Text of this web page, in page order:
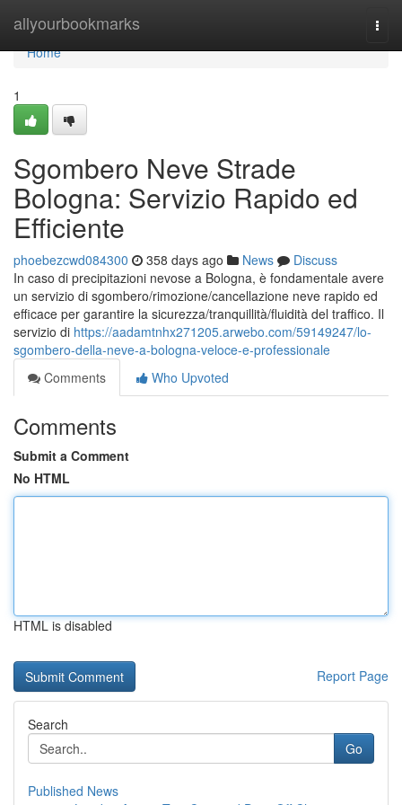
allyourbookmarks
Home
Home
1
Sgombero Neve Strade
Bologna: Servizio Rapido ed
Efficiente
phoebezcwd084300 358 days ago News
Discuss
In caso di precipitazioni nevose a Bologna, è fondamentale avere
un servizio di sgombero/rimozione/cancellazione neve rapido ed
efficace per garantire la sicurezza/tranquillità/fluidità del traffico. Il
servizio di https://aadamtnhx271205.arwebo.com/59149247/lo-
sgombero-della-neve-a-bologna-veloce-e-professionale
Comments
Who Upvoted
Comments
Submit a Comment
No HTML
HTML is disabled
Report Page
Search
Go
Published News